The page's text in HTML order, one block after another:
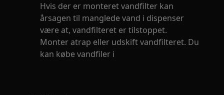
Hvis der er monteret vandfilter kan
årsagen til manglede vand i dispenser
være at, vandfilteret er tilstoppet.
Monter atrap eller udskift vandfilteret. Du
kan købe vandfiler i